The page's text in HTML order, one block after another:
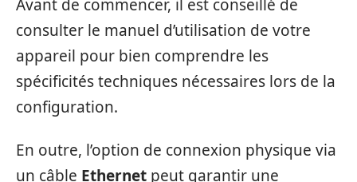
Avant de commencer, il est conseillé de
consulter le manuel d’utilisation de votre
appareil pour bien comprendre les
spécificités techniques nécessaires lors de la
configuration.
En outre, l’option de connexion physique via
un câble Ethernet peut garantir une